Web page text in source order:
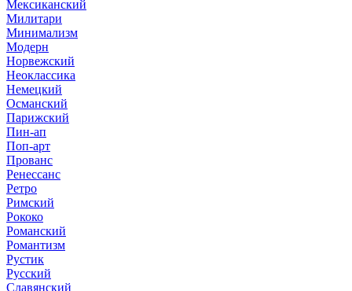
Мексиканский
Милитари
Минимализм
Модерн
Норвежский
Неоклассика
Немецкий
Османский
Парижский
Пин-ап
Поп-арт
Прованс
Ренессанс
Ретро
Римский
Рококо
Романский
Романтизм
Рустик
Русский
Славянский